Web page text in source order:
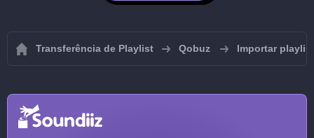
Transferência de Playlist Qobuz Importar